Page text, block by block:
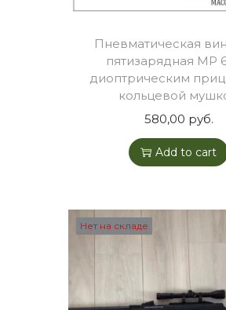
Пневматическая
пятизарядная МР
диоптрическим
кольцевой
580,00 руб.
Add to cart
Нет на складе